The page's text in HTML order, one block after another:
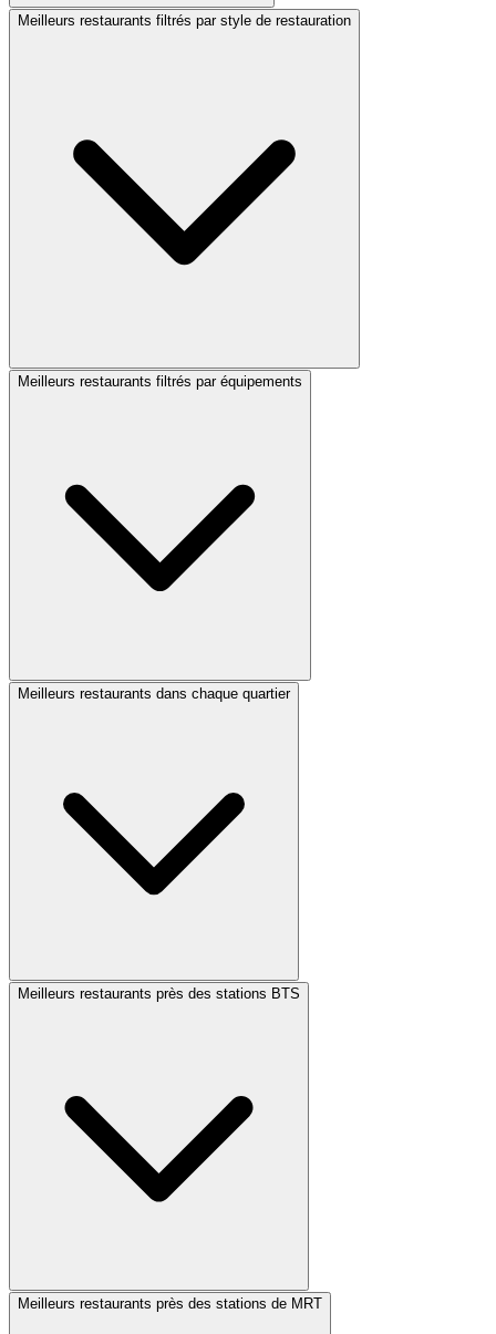
Meilleurs restaurants filtrés par style de restauration
Meilleurs restaurants filtrés par équipements
Meilleurs restaurants dans chaque quartier
Meilleurs restaurants près des stations BTS
Meilleurs restaurants près des stations de MRT